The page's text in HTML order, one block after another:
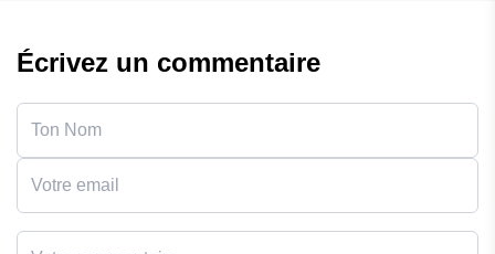
Écrivez un commentaire